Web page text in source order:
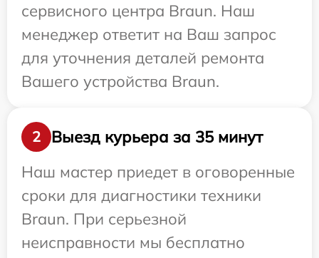
сервисного центра Braun. Наш
менеджер ответит на Ваш запрос
для уточнения деталей ремонта
Вашего устройства Braun.
2
Выезд курьера за 35 минут
Наш мастер приедет в оговоренные
сроки для диагностики техники
Braun. При серьезной
неисправности мы бесплатно